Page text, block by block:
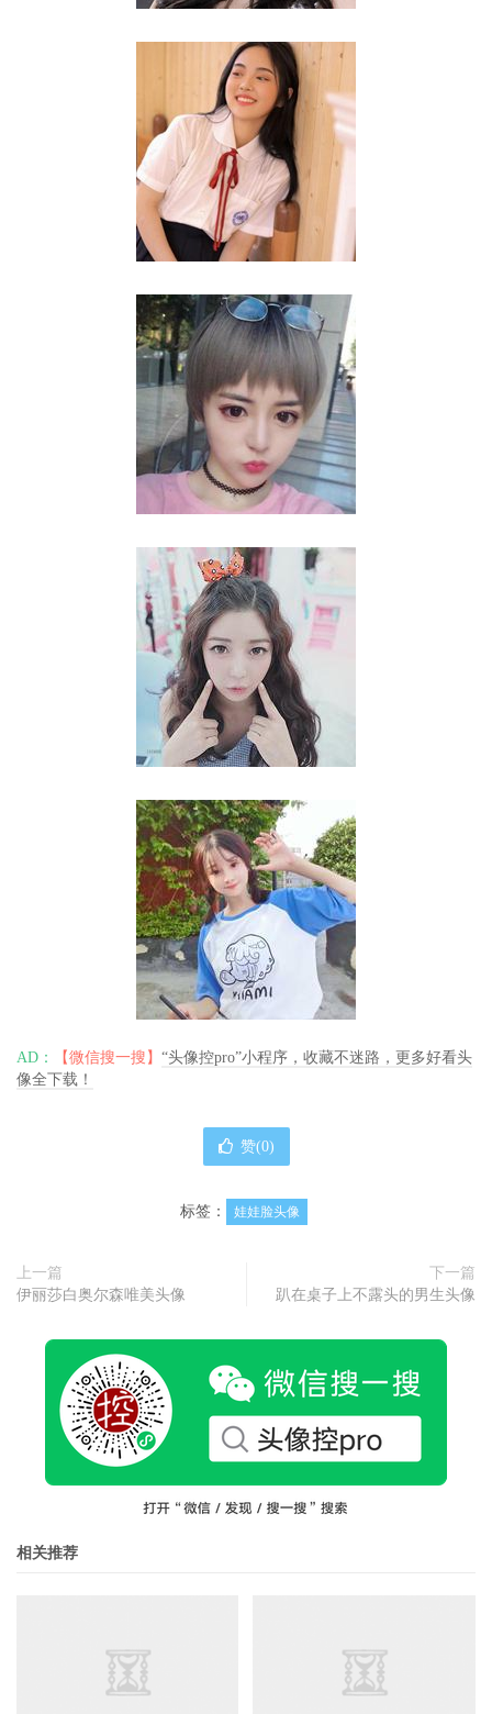
AD： 【微信搜一搜】 “头像控pro”小程序，收藏不迷路，更多好看头
像全下载！
赞(0)
标签： 娃娃脸头像
上一篇
伊丽莎白奥尔森唯美头像
下一篇
趴在桌子上不露头的男生头像
相关推荐